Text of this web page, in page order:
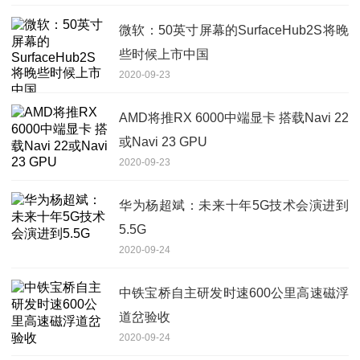
微软：50英寸屏幕的SurfaceHub2S将晚
些时候上市中国
2020-09-23
AMD将推RX 6000中端显卡 搭载Navi 22
或Navi 23 GPU
2020-09-23
华为杨超斌：未来十年5G技术会演进到
5.5G
2020-09-24
中铁宝桥自主研发时速600公里高速磁浮
道岔验收
2020-09-24